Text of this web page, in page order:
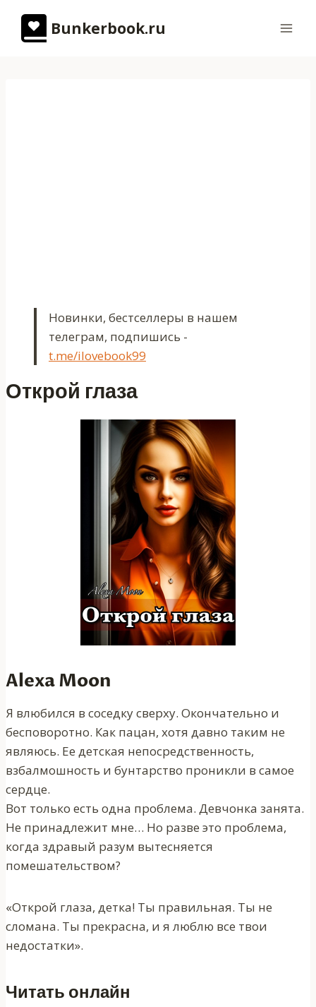
содержимому
Bunkerbook.ru
Новинки, бестселлеры в нашем
телеграм, подпишись -
t.me/ilovebook99
Открой глаза
Alexa Moon
Я влюбился в соседку сверху. Окончательно и
бесповоротно. Как пацан, хотя давно таким не
являюсь. Ее детская непосредственность,
взбалмошность и бунтарство проникли в самое
сердце.
Вот только есть одна проблема. Девчонка занята.
Не принадлежит мне… Но разве это проблема,
когда здравый разум вытесняется
помешательством?
«Открой глаза, детка! Ты правильная. Ты не
сломана. Ты прекрасна, и я люблю все твои
недостатки».
Читать онлайн